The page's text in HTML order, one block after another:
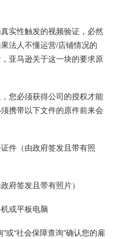
实性触发的视频验证，必然
法人不懂运营/店铺情况的
亚马逊关于这一块的要求原
您必须获得公司的授权才能
携带以下文件的原件前来会
件（由政府签发且带有照
府签发且带有照片）
或平板电脑
或“社会保障查询”确认您的雇